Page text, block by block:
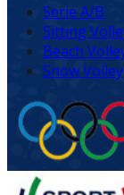
Serie A/B
Sitting
Beach
Snow Volley